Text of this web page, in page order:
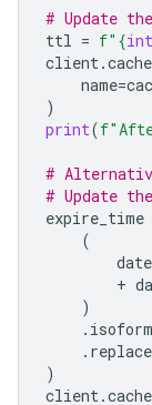
# Update
ttl = f" {int
client.
name=
)
print(f
#
# Update
expire_time
(
+
)
.
. replace
)
client.